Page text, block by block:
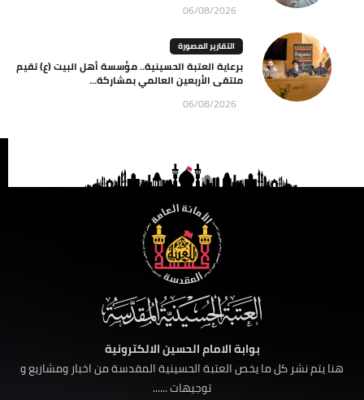
06/08/2026
التقارير المصورة
برعاية العتبة الحسينية.. مؤسسة أهل البيت (ع) تقيم
ملتقى الأربعين العالمي بمشاركة...
06/08/2026
بوابة الامام الحسين الالكترونية
هنا يتم نشر كل ما يخص العتبة الحسينية المقدسة من اخبار ومشاريع و
توجيهات ......